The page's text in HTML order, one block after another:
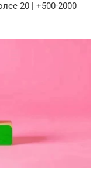
20 | +500-2000